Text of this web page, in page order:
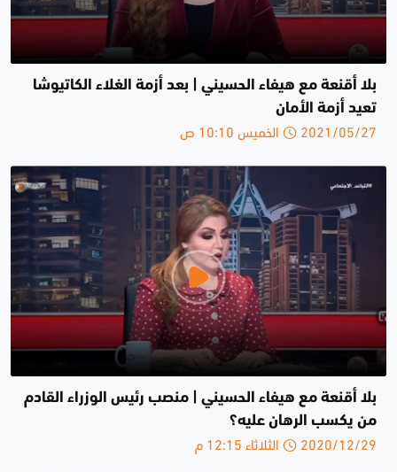
بلا أقنعة مع هيفاء الحسيني | بعد أزمة الغلاء الكاتيوشا
تعيد أزمة الأمان
2021/05/27 الخميس 10:10 ص
بلا أقنعة مع هيفاء الحسيني | منصب رئيس الوزراء القادم
من يكسب الرهان عليه؟
2020/12/29 الثلاثاء 12:15 م